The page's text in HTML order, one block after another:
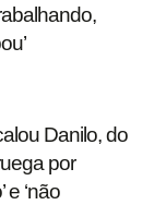
Danilo, do
por
e ‘não